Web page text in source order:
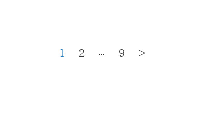
1 2 ... 9 >